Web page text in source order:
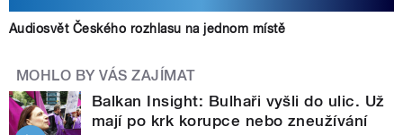
Audiosvět Českého rozhlasu na jednom místě
MOHLO BY VÁS ZAJÍMAT
Balkan Insight: Bulhaři vyšli do ulic. Už
mají po krk korupce nebo zneužívání